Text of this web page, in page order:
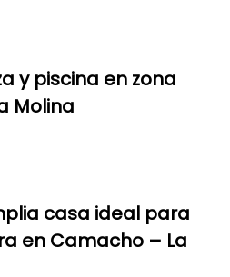
y piscina en zona
Molina
casa ideal para
en Camacho – La